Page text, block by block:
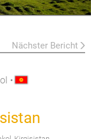
Nächster Bericht
•